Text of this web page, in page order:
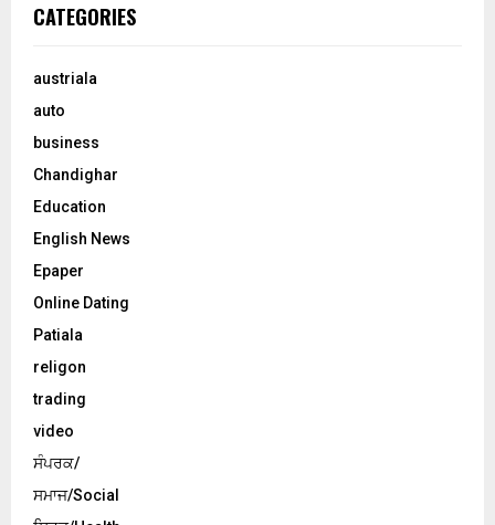
CATEGORIES
austriala
auto
business
Chandighar
Education
English News
Epaper
Online Dating
Patiala
religon
trading
video
ਸੰਪਰਕ/
ਸਮਾਜ/Social